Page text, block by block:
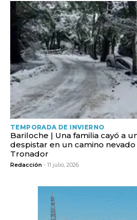
TEMPORADA DE INVIERNO
Bariloche | Una familia cayó a
despistar en un camino
Tronador
Redacción - 11 julio, 2026